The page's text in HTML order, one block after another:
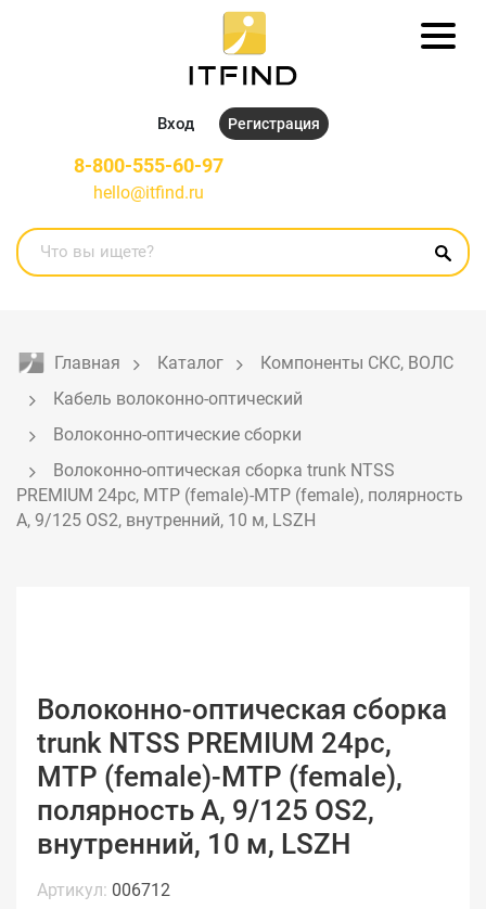
Вход Регистрация
8-800-555-60-97
hello@itfind.ru
Главная Каталог
Компоненты СКС, ВОЛС
Кабель волоконно-оптический
Волоконно-оптические сборки
Волоконно-оптическая сборка trunk NTSS
PREMIUM 24pc, MTP (female)-MTP (female), полярность
А, 9/125 OS2, внутренний, 10 м, LSZH
Волоконно-оптическая сборка
trunk NTSS PREMIUM 24pc,
MTP (female)-MTP (female),
полярность А, 9/125 OS2,
внутренний, 10 м, LSZH
Артикул: 006712